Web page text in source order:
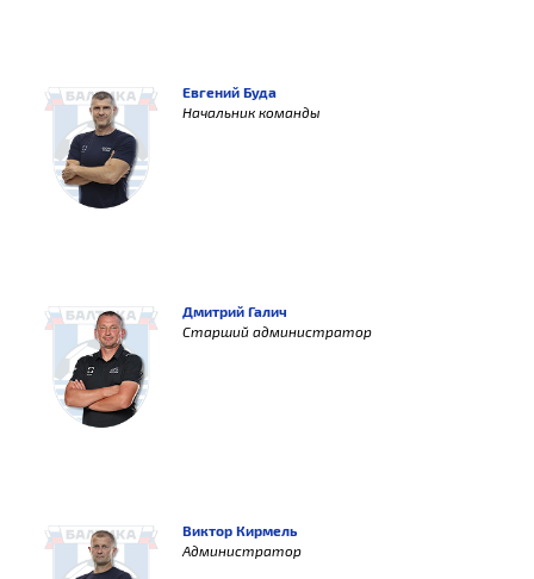
Евгений Буда
Начальник команды
Дмитрий Галич
Старший администратор
Виктор Кирмель
Администратор